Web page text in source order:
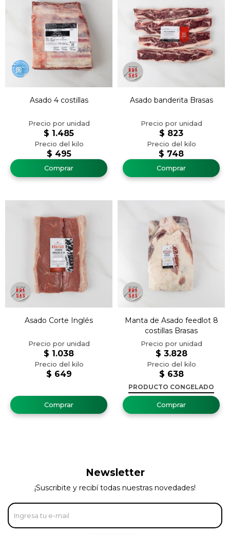
Asado 4 costillas
$ 495
$ 1.485
Asado banderita Brasas
$ 748
$ 823
Asado Corte Inglés
$ 649
$ 1.038
Manta de Asado feedlot 8
costillas Brasas
$ 638
$ 3.828
PRODUCTO CONGELADO
Newsletter
¡Suscribite y recibí todas nuestras novedades!